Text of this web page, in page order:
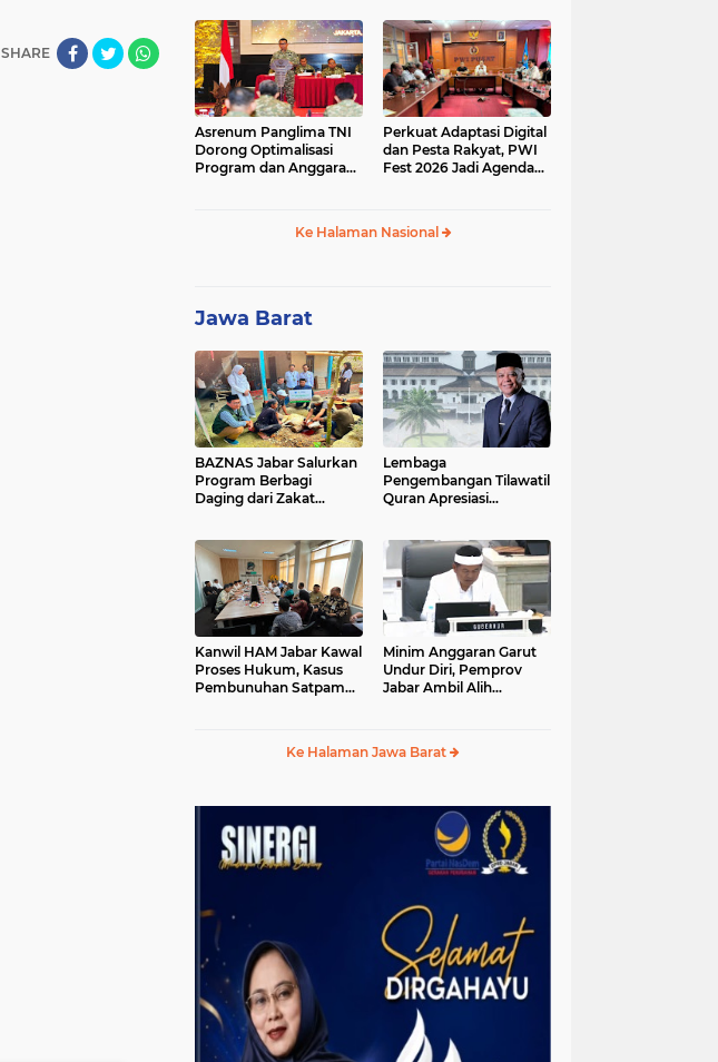
SHARE
BBM
Asrenum Panglima TNI
Dorong Optimalisasi
Program dan Anggaran
Perkuat Adaptasi Digital
dan Pesta Rakyat, PWI
Fest 2026 Jadi Agenda
Ke Halaman Nasional
Jawa Barat
BAZNAS Jabar Salurkan
Program Berbagi
Daging dari Zakat
Purwakarta
Lembaga
Pengembangan Tilawatil
Quran Apresiasi
Langsung MTQ Jabar
Kanwil HAM Jabar Kawal
Proses Hukum, Kasus
Pembunuhan Satpam
Minim Anggaran Garut
Undur Diri, Pemprov
Jabar Ambil Alih
Ke Halaman Jawa Barat